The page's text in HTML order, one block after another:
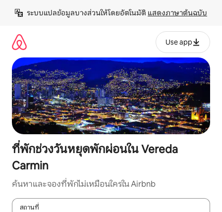
เนื้อหา
ระบบแปลข้อมูลบางส่วนให้โดยอัตโนมัติ แสดงภาษาต้นฉบับ
Use app
ที่พักช่วงวันหยุดพักผ่อนใน Vereda
Carmin
ค้นหาและจองที่พักไม่เหมือนใครใน Airbnb
สถานที่